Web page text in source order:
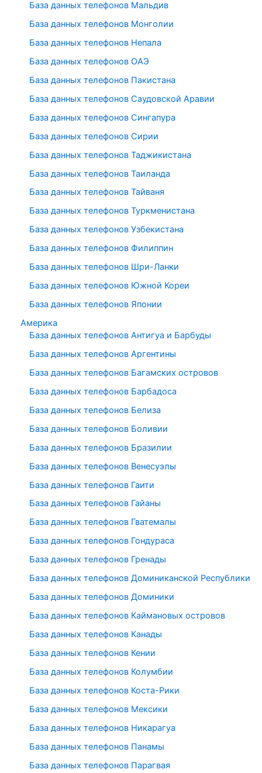
База данных телефонов Мальдив
База данных телефонов Монголии
База данных телефонов Непала
База данных телефонов ОАЭ
База данных телефонов Пакистана
База данных телефонов Саудовской Аравии
База данных телефонов Сингапура
База данных телефонов Сирии
База данных телефонов Таджикистана
База данных телефонов Таиланда
База данных телефонов Тайваня
База данных телефонов Туркменистана
База данных телефонов Узбекистана
База данных телефонов Филиппин
База данных телефонов Шри-Ланки
База данных телефонов Южной Кореи
База данных телефонов Японии
Америка
База данных телефонов Антигуа и Барбуды
База данных телефонов Аргентины
База данных телефонов Багамских островов
База данных телефонов Барбадоса
База данных телефонов Белиза
База данных телефонов Боливии
База данных телефонов Бразилии
База данных телефонов Венесуэлы
База данных телефонов Гаити
База данных телефонов Гайаны
База данных телефонов Гватемалы
База данных телефонов Гондураса
База данных телефонов Гренады
База данных телефонов Доминиканской Республики
База данных телефонов Доминики
База данных телефонов Каймановых островов
База данных телефонов Канады
База данных телефонов Кении
База данных телефонов Колумбии
База данных телефонов Коста-Рики
База данных телефонов Мексики
База данных телефонов Никарагуа
База данных телефонов Панамы
База данных телефонов Парагвая